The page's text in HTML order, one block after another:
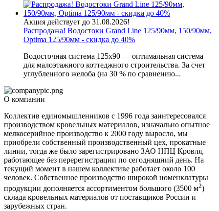
Акция действует до 31.08.2026!
Распродажа! Водостоки Grand Line 125/90мм, 150/90мм,
Optima 125/90мм - скидка до 40%
Водосточная система 125х90 — оптимальная система
для малоэтажного коттеджного строительства. За счет
углубленного желоба (на 30 % по сравнению...
О компании
Коллектив единомышленников с 1996 года заинтересовался
производством кровельных материалов, изначально опытное
мелкосерийное производство к 2000 году выросло, мы
приобрели собственный производственный цех, прокатные
линии, тогда же было зарегистрировано ЗАО НПЦ Кровля,
работающее без перерегистрации по сегодняшний день. На
текущий момент в нашем коллективе работает около 100
человек. Собственное производство широкой номенклатуры
продукции дополняется ассортиментом большого (3500 м2)
склада кровельных материалов от поставщиков России и
зарубежных стран.